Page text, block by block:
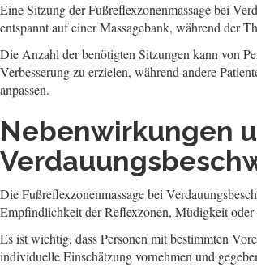
Eine Sitzung der Fußreflexzonenmassage bei
entspannt auf einer Massagebank, während der
Die Anzahl der benötigten Sitzungen kann von
Verbesserung zu erzielen, während andere
anpassen.
Nebenwirkungen
Die Fußreflexzonenmassage bei
Empfindlichkeit der Reflexzonen, Müdigkeit
Es ist wichtig, dass Personen mit bestimmten
individuelle Einschätzung vornehmen und